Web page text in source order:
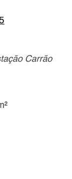
Carrão